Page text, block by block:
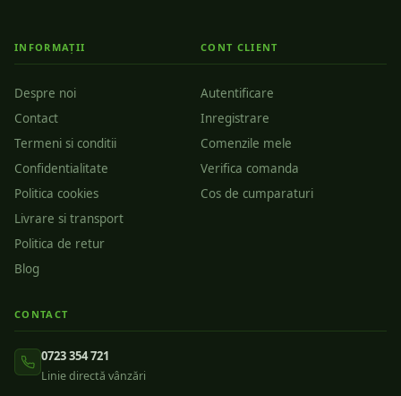
INFORMAȚII
Despre noi
Contact
Termeni si conditii
Confidentialitate
Politica cookies
Livrare si transport
Politica de retur
Blog
CONT CLIENT
Autentificare
Inregistrare
Comenzile mele
Verifica comanda
Cos de cumparaturi
CONTACT
0723 354 721
Linie directă vânzări